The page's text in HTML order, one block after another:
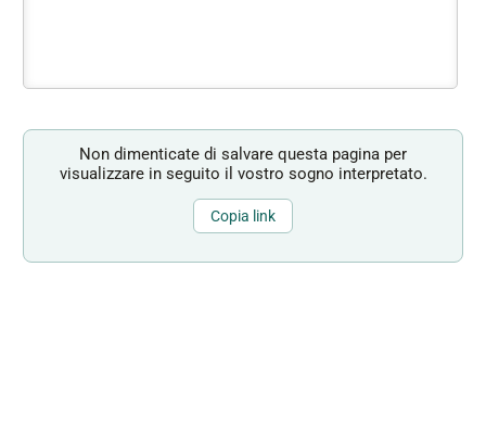
Non dimenticate di salvare questa pagina per
visualizzare in seguito il vostro sogno interpretato.
Copia link